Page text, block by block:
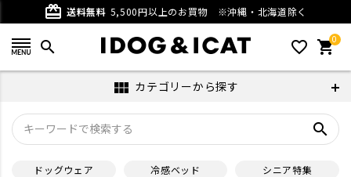
card_giftcard 送料無料 5,500円以上のお買物 ※沖縄・北海道除く
search favorite_outline 0
shopping_cart
view_module カテゴリーから探す
search
ドッグウェア 冷感ベッド
シニア特集